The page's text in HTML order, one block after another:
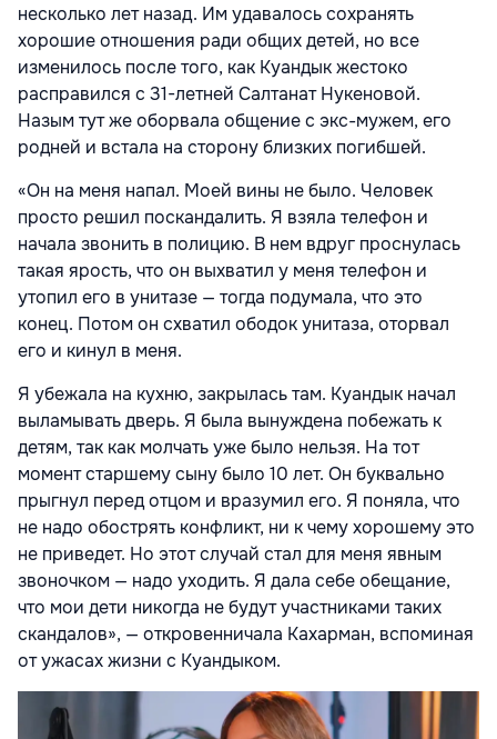
несколько лет назад. Им удавалось сохранять
хорошие отношения ради общих детей, но все
изменилось после того, как Куандык жестоко
расправился с 31-летней Салтанат Нукеновой.
Назым тут же оборвала общение с экс-мужем, его
родней и встала на сторону близких погибшей.
«Он на меня напал. Моей вины не было. Человек
просто решил поскандалить. Я взяла телефон и
начала звонить в полицию. В нем вдруг проснулась
такая ярость, что он выхватил у меня телефон и
утопил его в унитазе — тогда подумала, что это
конец. Потом он схватил ободок унитаза, оторвал
его и кинул в меня.
Я убежала на кухню, закрылась там. Куандык начал
выламывать дверь. Я была вынуждена побежать к
детям, так как молчать уже было нельзя. На тот
момент старшему сыну было 10 лет. Он буквально
прыгнул перед отцом и вразумил его. Я поняла, что
не надо обострять конфликт, ни к чему хорошему это
не приведет. Но этот случай стал для меня явным
звоночком — надо уходить. Я дала себе обещание,
что мои дети никогда не будут участниками таких
скандалов», — откровенничала Кахарман, вспоминая
от ужасах жизни с Куандыком.